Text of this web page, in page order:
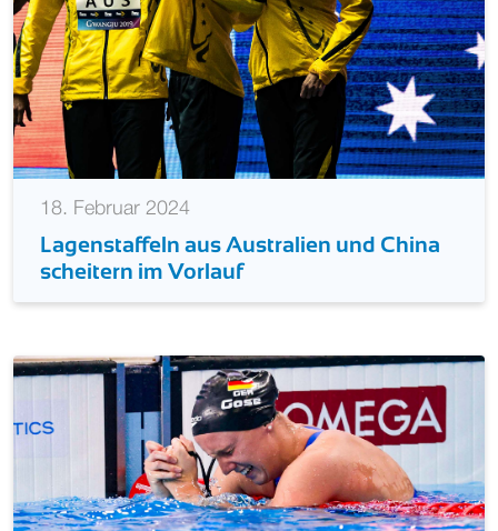
18. Februar 2024
Lagenstaffeln aus Australien und China
scheitern im Vorlauf